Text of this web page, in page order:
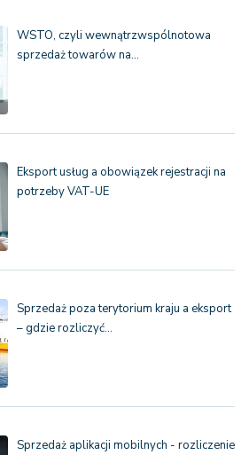
WSTO, czyli wewnątrzwspólnotowa
sprzedaż towarów na…
Eksport usług a obowiązek rejestracji na
potrzeby VAT-UE
Sprzedaż poza terytorium kraju a eksport
– gdzie rozliczyć…
Sprzedaż aplikacji mobilnych - rozliczenie